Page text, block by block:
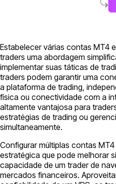
Estabelecer várias contas MT4
traders uma abordagem
implementar suas táticas de
traders podem garantir uma
a plataforma de trading,
física ou conectividade com a
altamente vantajosa para
estratégias de trading ou
simultaneamente.
Configurar múltiplas contas
estratégica que pode melhorar
capacidade de um trader de
mercados financeiros.